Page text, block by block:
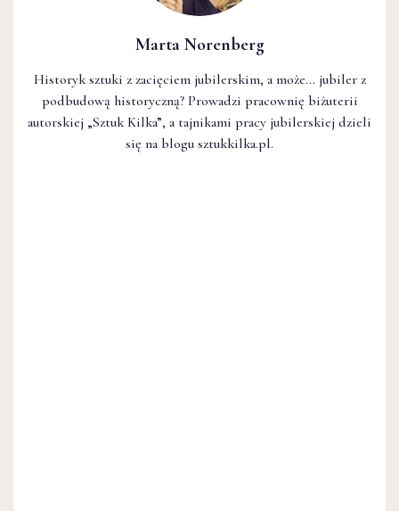
Marta Norenberg
Historyk sztuki z zacięciem jubilerskim, a może... jubiler z
podbudową historyczną? Prowadzi pracownię biżuterii
autorskiej „Sztuk Kilka”, a tajnikami pracy jubilerskiej dzieli
się na blogu sztukkilka.pl.